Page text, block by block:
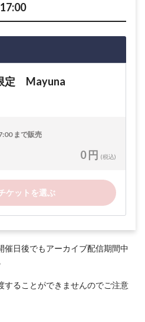
定 Mayuna
まで販売
0 円 (税込)
ケットを選ぶ
日後でもアーカイブ配信期間中
ることができませんのでご注意